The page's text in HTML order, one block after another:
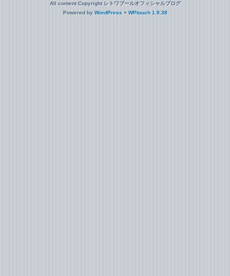
All content Copyright レトワブールオフィシャルブログ
Powered by WordPress + WPtouch 1.9.38